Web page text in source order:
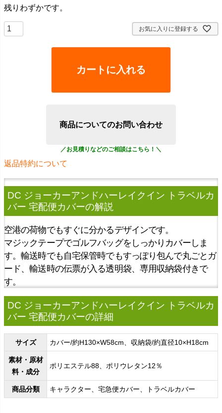
残りわずかです。
お気に入りに登録する
カートに入れる
商品についてのお問い合わせ
返品特約について
DC ジョーカーアンドハーレイクイン トラベルカ
バー 宅配便カバーの解説
空港の荷物でもすぐに分かるデザインです。
マジックテープでゴルフバッグをしっかりカバーしま
す。輸送時でも自宅保管時でもすっぽり包んで丸ごとガ
ード、輸送時の伝票が入る透明袋、専用収納袋付きで
す。
DC ジョーカーアンドハーレイクイン トラベルカ
バー 宅配便カバーの詳細
サイズ カバー/約H130×W58cm、収納袋/約直径10×H18cm
素材・原材
料・成分
ポリエステル88、ポリウレタン12％
商品分類 キャラクター、宅急便カバー、トラベルカバー